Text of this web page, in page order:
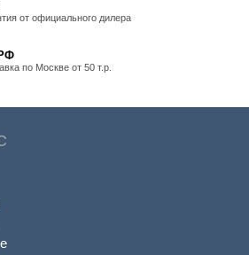
от официального дилера
по Москве от 50 т.р.